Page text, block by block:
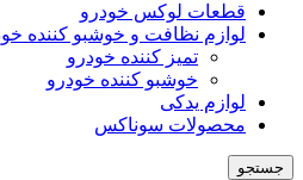
قطعات لوکس خودرو
لوازم نظافت و خوشبو کننده
تمیز کننده خودرو
خوشبو کننده خودرو
لوازم یدکی
محصولات سوناکس
جستجو